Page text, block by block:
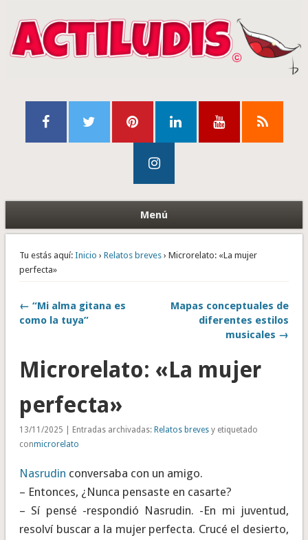
Menú
Tu estás aquí: Inicio › Relatos breves› Microrelato: «La mujer
perfecta»
← “Mi alma gitana es
como la tuya”
Mapas conceptuales de
diferentes estilos
musicales →
Microrelato: «La mujer
perfecta»
13/11/2025 | Entradas archivadas: Relatos brevesy etiquetado
conmicrorelato
Nasrudin conversaba con un amigo.
– Entonces, ¿Nunca pensaste en casarte?
– Sí pensé -respondió Nasrudin. -En mi juventud,
resolví buscar a la mujer perfecta. Crucé el desierto,